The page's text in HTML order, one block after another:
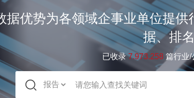
据优势为各领域企事业单位提
据、排
已收录7.973.258 篇行业/